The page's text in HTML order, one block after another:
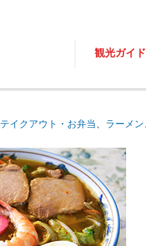
観光ガイド
テイクアウト・お弁当 ラーメン